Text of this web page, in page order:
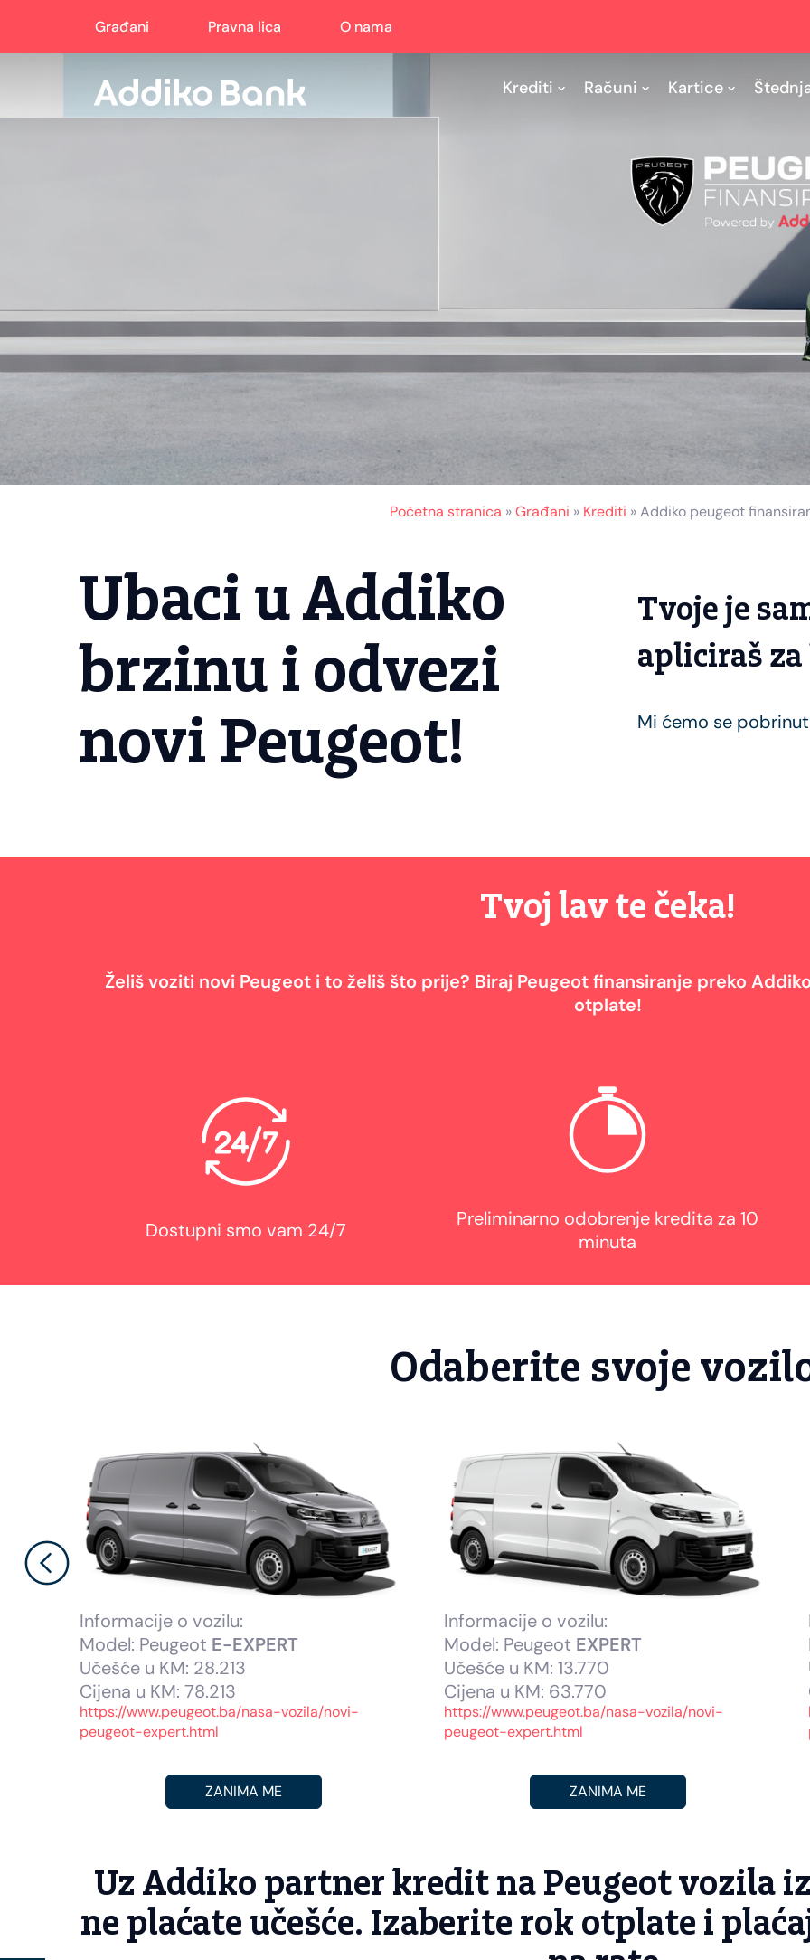
Građani Pravna lica O nama
Krediti Računi Kartice
Početna stranica »Građani » Krediti »Addiko peugeot
Ubaci u Addiko
brzinu i odvezi
novi Peugeot!
Tvoje je
apliciraš
Mi ćemo se
Tvoj lav te čeka!
Želiš voziti novi Peugeot i to želiš što prije? Biraj Peugeot finansiranje preko
otplate!
Dostupni smo vam 24/7
Preliminarno odobrenje kredita za 10
minuta
Odaberite svoje
Informacije o vozilu:
Model: Peugeot E-EXPERT
Učešće u KM: 28.213
Cijena u KM: 78.213
https://www.peugeot.ba/nasa-vozila/novi-
peugeot-expert.html
ZANIMA ME
Informacije o vozilu:
Model: Peugeot EXPERT
Učešće u KM: 13.770
Cijena u KM: 63.770
https://www.peugeot.ba/nasa-vozila/novi-
peugeot-expert.html
ZANIMA ME
Uz Addiko partner kredit na Peugeot vozila
ne plaćate učešće. Izaberite rok otplate i